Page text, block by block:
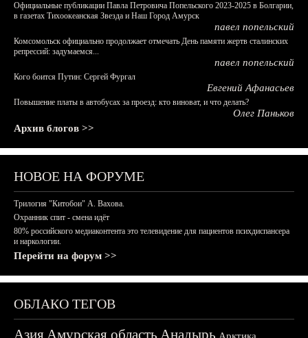
Официальные публикации Павла Петровича Попельского 2023-2025 в Болгарии,
в газетах Тихоокеанская Звезда и Наш Город Амурск
павел попельский
Комсомольск официально продолжает отмечать День памяти жертв сталинских
репрессий: задумаемся...
павел попельский
Кого боится Путин: Сергей Фургал
Евгений Афанасьев
Повышение платы в автобусах за проезд: кто виноват, и что делать?
Олег Паньков
Архив блогов >>
НОВОЕ НА ФОРУМЕ
Трилогия "Китобои" А. Вахова.
Охранник спит - смена идёт
80% российского медиаконтента это телевидение для пациентов психдиспансера
и наркологии.
Перейти на форум >>
ОБЛАКО ТЕГОВ
АзияАмурская область Анадырь